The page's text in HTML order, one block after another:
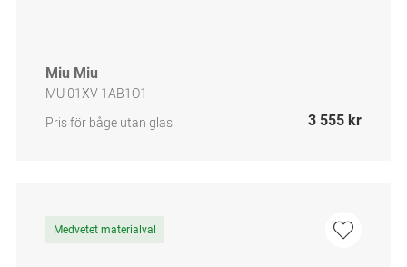
Miu Miu
MU 01XV 1AB1O1
Pris för båge utan glas
3 555 kr
Medvetet materialval